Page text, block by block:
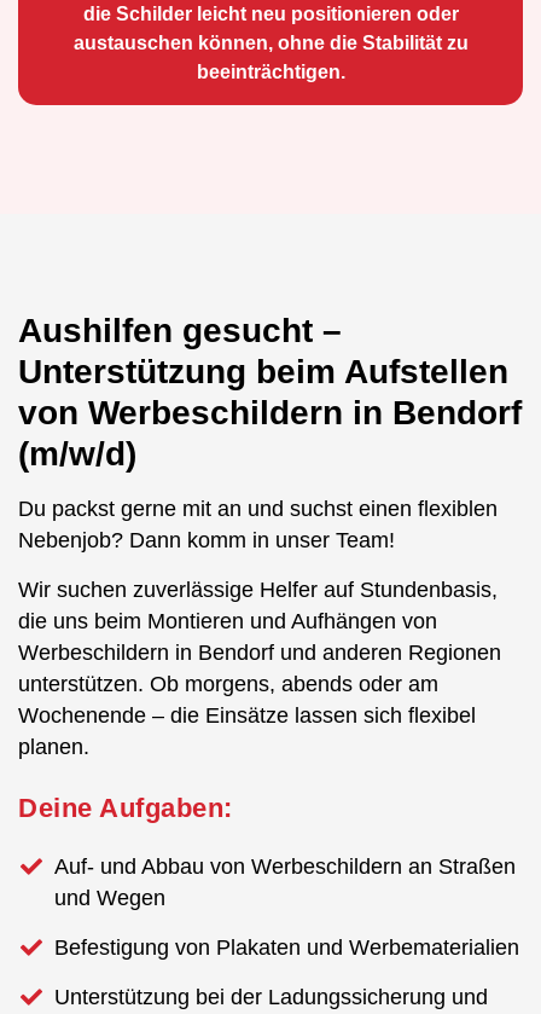
die Schilder leicht neu positio­nieren oder
austauschen können, ohne die Stabilität zu
beeinträchtigen.
Aushilfen gesucht –
Unterstützung beim Aufstellen
von Werbeschildern in Bendorf
(m/w/d)
Du packst gerne mit an und suchst einen flexiblen
Nebenjob? Dann komm in unser Team!
Wir suchen zuverlässige Helfer auf Stundenbasis,
die uns beim Montieren und Aufhängen von
Werbeschildern in Bendorf und anderen Regionen
unterstützen. Ob morgens, abends oder am
Wochenende – die Einsätze lassen sich flexibel
planen.
Deine Aufgaben:
Auf- und Abbau von Werbeschildern an Straßen
und Wegen
Befestigung von Plakaten und Werbematerialien
Unterstützung bei der Ladungssicherung und